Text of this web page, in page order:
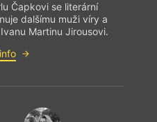
Čapkovi se literární
dalšímu muži víry a
Martinu Jirousovi.